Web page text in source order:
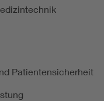
Patientensicherheit